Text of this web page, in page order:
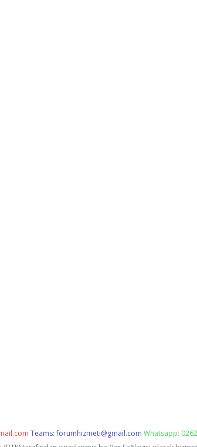
Teams:forumhizmeti@gmail.com Whatsapp: